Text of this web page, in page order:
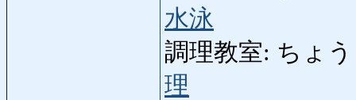
水泳
調理教室: ちょ
理